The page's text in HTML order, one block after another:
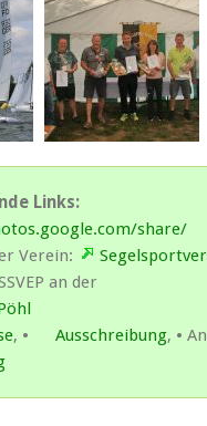
Links:
share/
Verein:
an der
, • Ausschreibung, •